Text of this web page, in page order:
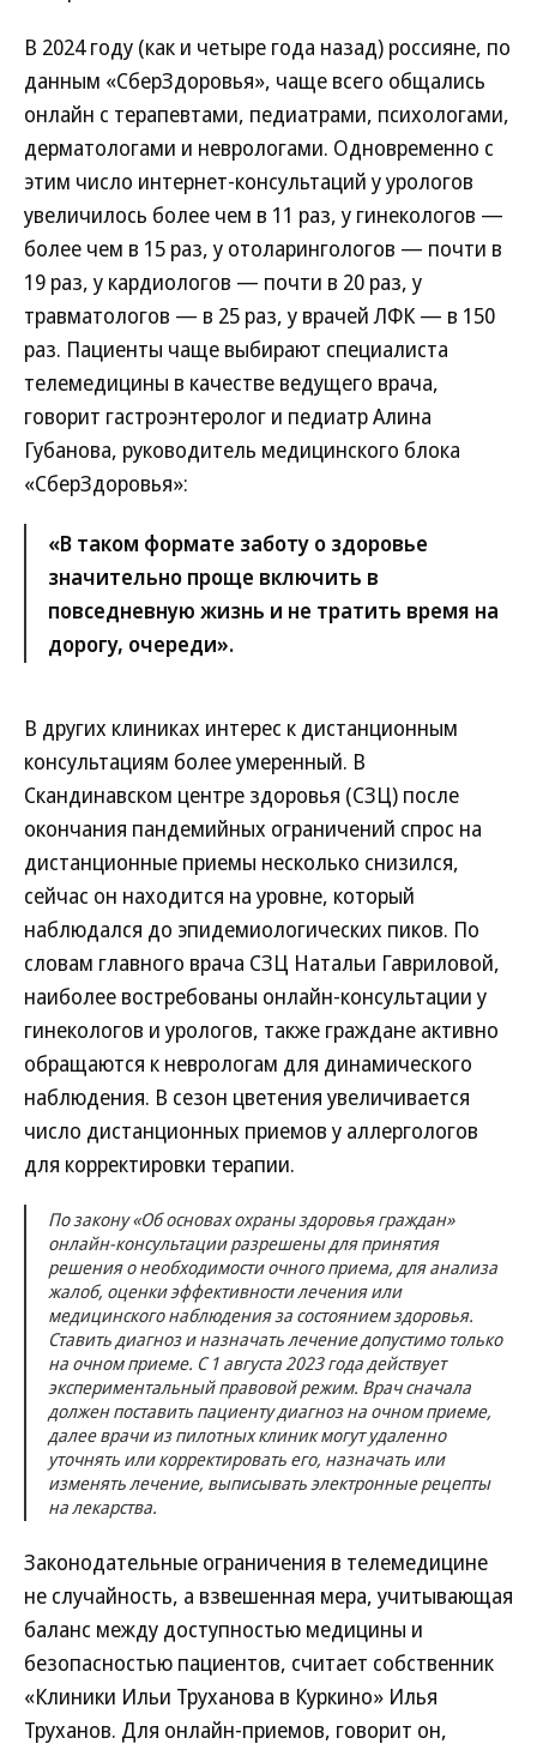
В 2024 году (как и четыре года назад) россияне, по
данным «СберЗдоровья», чаще всего общались
онлайн с терапевтами, педиатрами, психологами,
дерматологами и неврологами. Одновременно с
этим число интернет-консультаций у урологов
увеличилось более чем в 11 раз, у гинекологов —
более чем в 15 раз, у отоларингологов — почти в
19 раз, у кардиологов — почти в 20 раз, у
травматологов — в 25 раз, у врачей ЛФК — в 150
раз. Пациенты чаще выбирают специалиста
телемедицины в качестве ведущего врача,
говорит гастроэнтеролог и педиатр Алина
Губанова, руководитель медицинского блока
«СберЗдоровья»:
«В таком формате заботу о здоровье
значительно проще включить в
повседневную жизнь и не тратить время на
дорогу, очереди».
В других клиниках интерес к дистанционным
консультациям более умеренный. В
Скандинавском центре здоровья (СЗЦ) после
окончания пандемийных ограничений спрос на
дистанционные приемы несколько снизился,
сейчас он находится на уровне, который
наблюдался до эпидемиологических пиков. По
словам главного врача СЗЦ Натальи Гавриловой,
наиболее востребованы онлайн-консультации у
гинекологов и урологов, также граждане активно
обращаются к неврологам для динамического
наблюдения. В сезон цветения увеличивается
число дистанционных приемов у аллергологов
для корректировки терапии.
По закону «Об основах охраны здоровья граждан»
онлайн-консультации разрешены для принятия
решения о необходимости очного приема, для анализа
жалоб, оценки эффективности лечения или
медицинского наблюдения за состоянием здоровья.
Ставить диагноз и назначать лечение допустимо только
на очном приеме. С 1 августа 2023 года действует
экспериментальный правовой режим. Врач сначала
должен поставить пациенту диагноз на очном приеме,
далее врачи из пилотных клиник могут удаленно
уточнять или корректировать его, назначать или
изменять лечение, выписывать электронные рецепты
на лекарства.
Законодательные ограничения в телемедицине
не случайность, а взвешенная мера, учитывающая
баланс между доступностью медицины и
безопасностью пациентов, считает собственник
«Клиники Ильи Труханова в Куркино» Илья
Труханов. Для онлайн-приемов, говорит он,